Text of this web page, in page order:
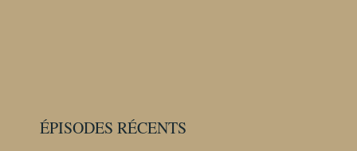
ÉPISODES RÉCENTS